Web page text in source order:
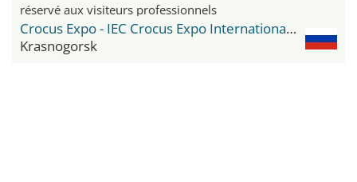
réservé aux visiteurs professionnels
Crocus Expo - IEC Crocus Expo International Exhibition Centre
Krasnogorsk